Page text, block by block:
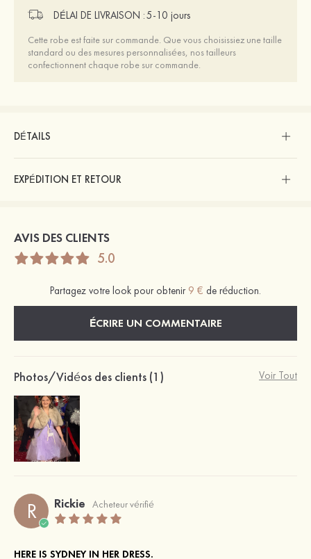
DÉLAI DE LIVRAISON :5-10 jours
Cette robe est faite sur commande. Que vous choisissiez une taille
standard ou des mesures personnalisées, nos tailleurs
confectionnent chaque robe sur commande.
DÉTAILS
EXPÉDITION ET RETOUR
AVIS DES CLIENTS
5.0
Partagez votre look pour obtenir 9 € de réduction.
ÉCRIRE UN COMMENTAIRE
Photos/Vidéos des clients (1) Voir Tout
R Rickie Acheteur vérifié
HERE IS SYDNEY IN HER DRESS.